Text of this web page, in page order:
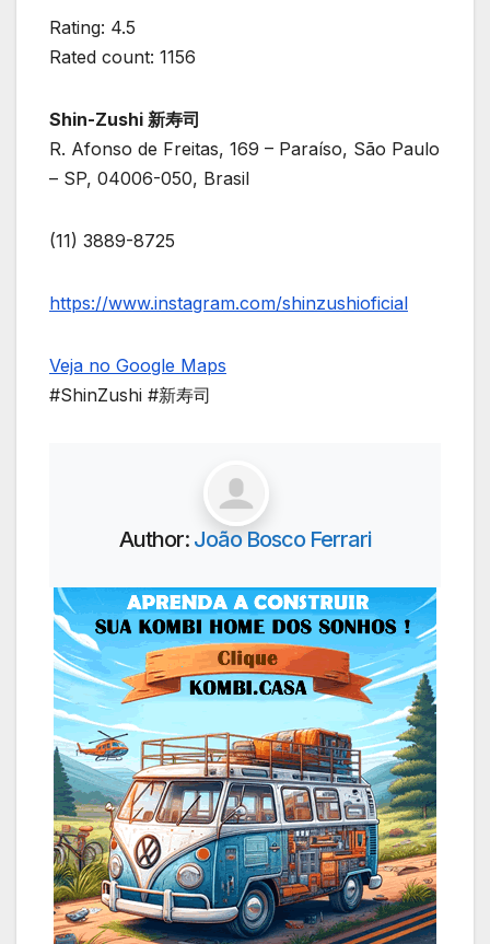
Rating: 4.5
Rated count: 1156
Shin-Zushi 新寿司
R. Afonso de Freitas, 169 – Paraíso, São Paulo
– SP, 04006-050, Brasil
(11) 3889-8725
https://www.instagram.com/shinzushioficial
Veja no Google Maps
#ShinZushi #新寿司
Author: João Bosco Ferrari